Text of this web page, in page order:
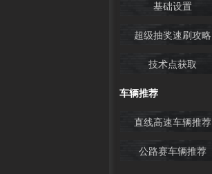
基础设置
超级抽奖速刷攻略
技术点获取
车辆推荐
直线高速车辆推荐
公路赛车辆推荐